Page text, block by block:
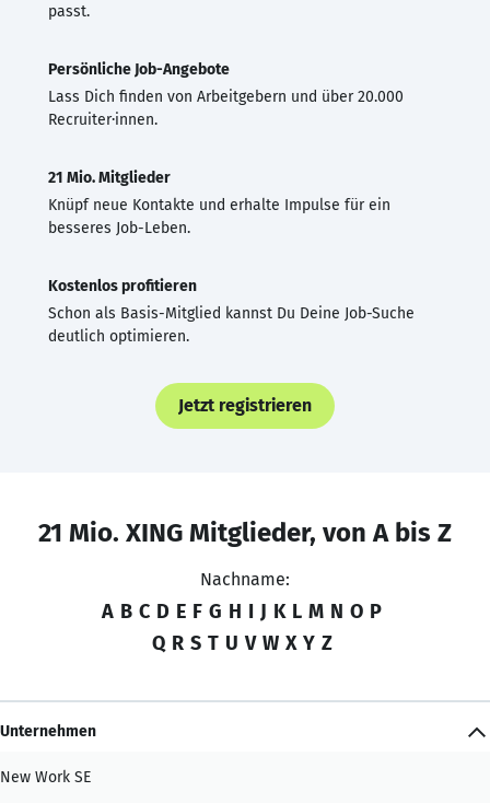
passt.
Persönliche Job-Angebote
Lass Dich finden von Arbeitgebern und über 20.000
Recruiter·innen.
21 Mio. Mitglieder
Knüpf neue Kontakte und erhalte Impulse für ein
besseres Job-Leben.
Kostenlos profitieren
Schon als Basis-Mitglied kannst Du Deine Job-Suche
deutlich optimieren.
Jetzt registrieren
21 Mio. XING Mitglieder, von A bis Z
Nachname:
A B C D E F G H I J K L M N O P
Q R S T U V W X Y Z
Unternehmen
New Work SE